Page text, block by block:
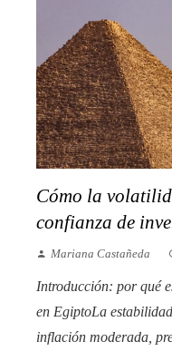
Cómo la
confianza de
Mariana Castañeda
Introducción: por qué
en EgiptoLa
inflación moderada,